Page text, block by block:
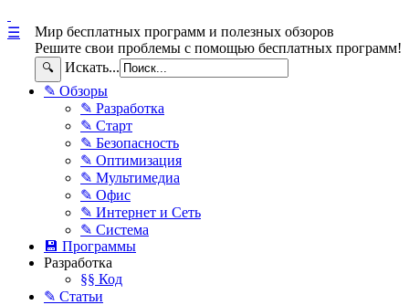
Мир бесплатных программ и полезных обзоров
Решите свои проблемы с помощью бесплатных программ!
🔍 Искать...
☰
✎ Обзоры
✎ Разработка
✎ Старт
✎ Безопасность
✎ Оптимизация
✎ Мультимедиа
✎ Офис
✎ Интернет и Сеть
✎ Система
💾 Программы
Разработка
§§ Код
✎ Статьи